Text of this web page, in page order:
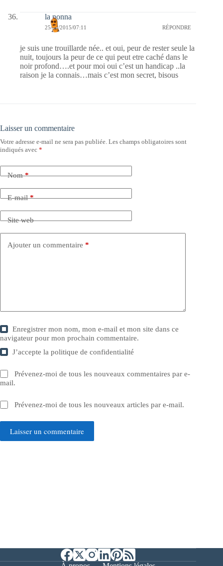
la nonna
25/08/2015/07:11 RÉPONDRE
je suis une trouillarde née.. et oui, peur de rester seule la
nuit, toujours la peur de ce qui peut etre caché dans le
noir profond….et pour moi oui c’est un handicap ..la
raison je la connais…mais c’est mon secret, bisous
Laisser un commentaire
Votre adresse e-mail ne sera pas publiée. Les champs obligatoires sont
indiqués avec *
Nom*
E-mail*
Site web
Ajouter un commentaire *
Enregistrer mon nom, mon e-mail et mon site dans ce
navigateur pour mon prochain commentaire.
J’accepte lapolitique de confidentialité
Prévenez-moi de tous les nouveaux commentaires par e-
mail.
Prévenez-moi de tous les nouveaux articles par e-mail.
Laisser un commentaire